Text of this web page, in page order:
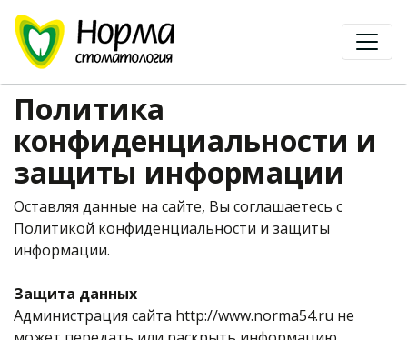
Политика
конфиденциальности и
защиты информации
Оставляя данные на сайте, Вы соглашаетесь с
Политикой конфиденциальности и защиты
информации.
Защита данных
Администрация сайта http://www.norma54.ru не